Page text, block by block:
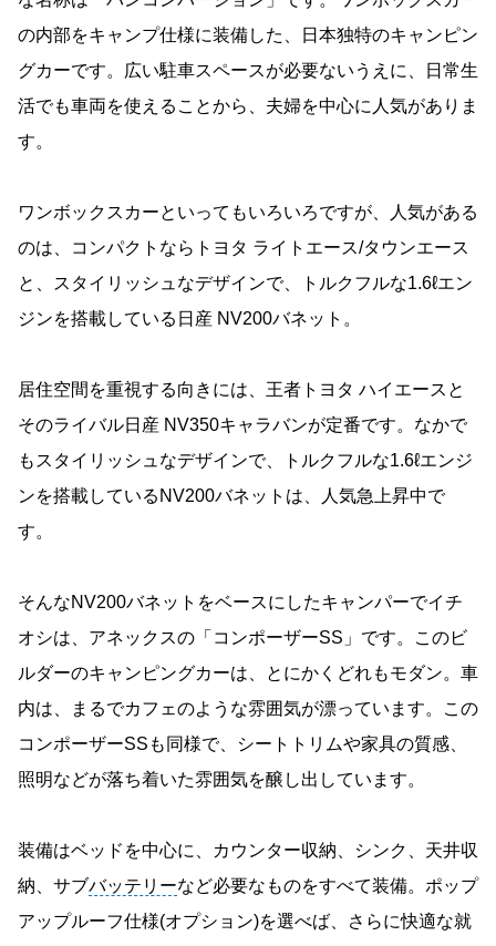
の内部をキャンプ仕様に装備した、日本独特のキャンピン
グカーです。広い駐車スペースが必要ないうえに、日常生
活でも車両を使えることから、夫婦を中心に人気がありま
す。
ワンボックスカーといってもいろいろですが、人気がある
のは、コンパクトならトヨタ ライトエース/タウンエース
と、スタイリッシュなデザインで、トルクフルな1.6ℓエン
ジンを搭載している日産 NV200バネット。
居住空間を重視する向きには、王者トヨタ ハイエースと
そのライバル日産 NV350キャラバンが定番です。なかで
もスタイリッシュなデザインで、トルクフルな1.6ℓエンジ
ンを搭載しているNV200バネットは、人気急上昇中で
す。
そんなNV200バネットをベースにしたキャンパーでイチ
オシは、アネックスの「コンポーザーSS」です。このビ
ルダーのキャンピングカーは、とにかくどれもモダン。車
内は、まるでカフェのような雰囲気が漂っています。この
コンポーザーSSも同様で、シートトリムや家具の質感、
照明などが落ち着いた雰囲気を醸し出しています。
装備はベッドを中心に、カウンター収納、シンク、天井収
納、サブバッテリーなど必要なものをすべて装備。ポップ
アップルーフ仕様(オプション)を選べば、さらに快適な就